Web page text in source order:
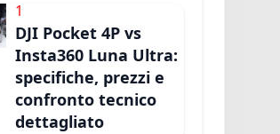
1
DJI Pocket 4P vs
Insta360 Luna Ultra:
specifiche, prezzi e
confronto tecnico
dettagliato